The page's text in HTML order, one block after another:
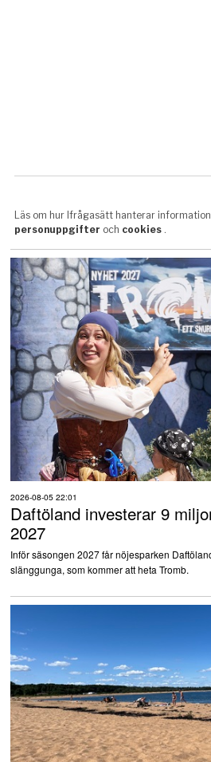
2026-08-05 22:01
Daftöland investerar 9
2027
Inför säsongen 2027 får nöjesparken
slänggunga, som kommer att heta Tromb.